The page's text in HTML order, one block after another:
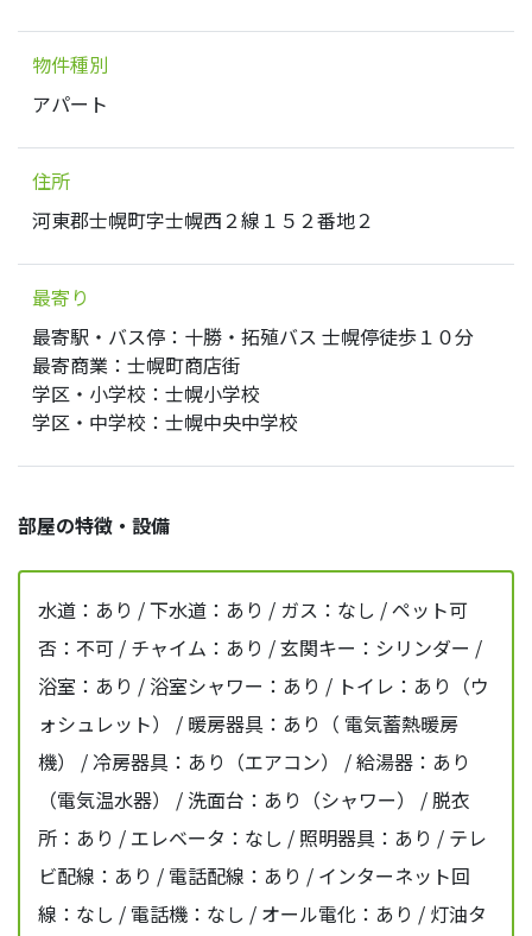
物件種別
アパート
住所
河東郡士幌町字士幌西２線１５２番地２
最寄り
最寄駅・バス停：十勝・拓殖バス 士幌停徒歩１０分
最寄商業：士幌町商店街
学区・小学校：士幌小学校
学区・中学校：士幌中央中学校
部屋の特徴・設備
水道：あり / 下水道：あり / ガス：なし / ペット可
否：不可 / チャイム：あり / 玄関キー：シリンダー /
浴室：あり / 浴室シャワー：あり / トイレ：あり（ウ
ォシュレット） / 暖房器具：あり（ 電気蓄熱暖房
機） / 冷房器具：あり（エアコン） / 給湯器：あり
（電気温水器） / 洗面台：あり（シャワー） / 脱衣
所：あり / エレベータ：なし / 照明器具：あり / テレ
ビ配線：あり / 電話配線：あり / インターネット回
線：なし / 電話機：なし / オール電化：あり / 灯油タ